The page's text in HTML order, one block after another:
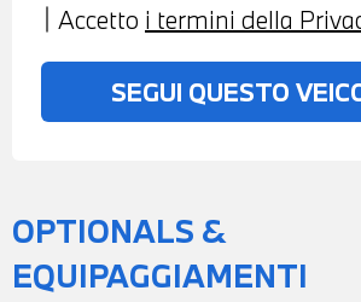
COMPUTER DI BORDO -
PRESSIONE PNEUMATICI -
EMERGENZA - MONITOR
SYSTEM - VOLANTE IN
RAZZE CON COMANDI
Accetto i termini della
SEGUI QUESTO
OPTIONALS &
EQUIPAGGIAMENTI